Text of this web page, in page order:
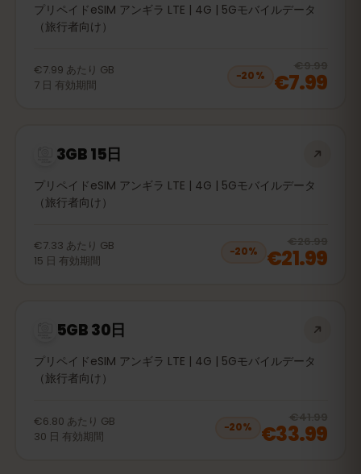
プリペイドeSIM アンギラ LTE | 4G | 5Gモバイルデータ
（旅行者向け）
€7.99 あたり GB
7 日 有効期間
−20%
€9.99
€7.99
3GB 15日
プリペイドeSIM アンギラ LTE | 4G | 5Gモバイルデータ
（旅行者向け）
€7.33 あたり GB
15 日 有効期間
−20%
€26.99
€21.99
5GB 30日
プリペイドeSIM アンギラ LTE | 4G | 5Gモバイルデータ
（旅行者向け）
€6.80 あたり GB
30 日 有効期間
−20%
€41.99
€33.99